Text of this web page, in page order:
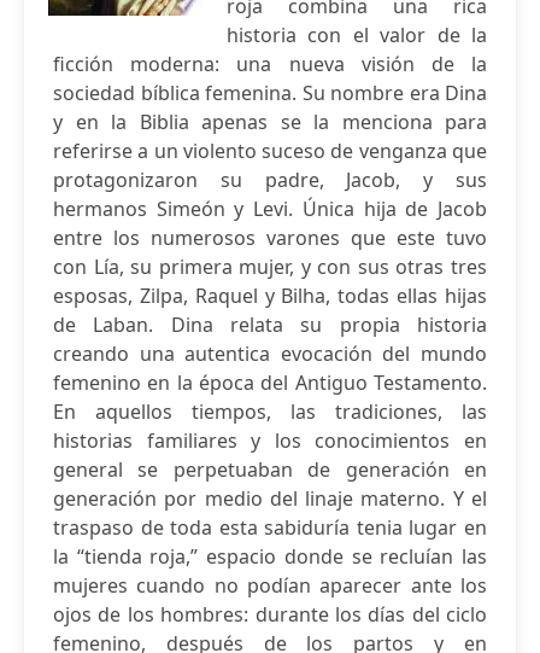
roja combina una rica
historia con el valor de la
ficción moderna: una nueva visión de la
sociedad bíblica femenina. Su nombre era Dina
y en la Biblia apenas se la menciona para
referirse a un violento suceso de venganza que
protagonizaron su padre, Jacob, y sus
hermanos Simeón y Levi. Única hija de Jacob
entre los numerosos varones que este tuvo
con Lía, su primera mujer, y con sus otras tres
esposas, Zilpa, Raquel y Bilha, todas ellas hijas
de Laban. Dina relata su propia historia
creando una autentica evocación del mundo
femenino en la época del Antiguo Testamento.
En aquellos tiempos, las tradiciones, las
historias familiares y los conocimientos en
general se perpetuaban de generación en
generación por medio del linaje materno. Y el
traspaso de toda esta sabiduría tenia lugar en
la “tienda roja,” espacio donde se recluían las
mujeres cuando no podían aparecer ante los
ojos de los hombres: durante los días del ciclo
femenino, después de los partos y en